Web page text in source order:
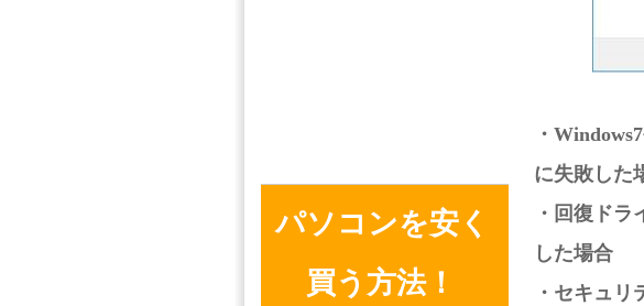
・
に失敗した
・回復ド
した場合
・セキュ
パソコンを安く
買う方法！